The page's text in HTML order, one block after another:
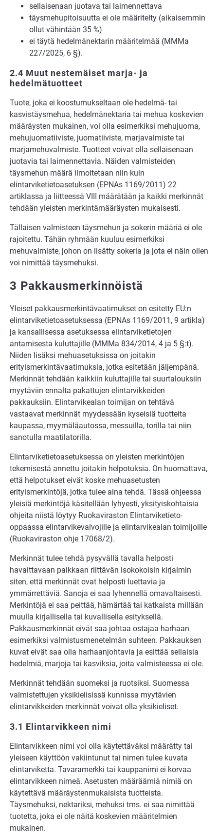
sellaisenaan juotava tai laimennettava
täysmehupitoisuutta ei ole määritelty (aikaisemmin
ollut vähintään 35 %)
ei täytä hedelmänektarin määritelmää (MMMa
227/2025, 6 §).
2.4 Muut nestemäiset marja- ja
hedelmätuotteet
Tuote, joka ei koostumukseltaan ole hedelmä- tai
kasvistäysmehua, hedelmänektaria tai mehua koskevien
määräysten mukainen, voi olla esimerkiksi mehujuoma,
mehujuomatiiviste, juomatiiviste, marjavalmiste tai
marjamehuvalmiste. Tuotteet voivat olla sellaisenaan
juotavia tai laimennettavia. Näiden valmisteiden
täysmehun määrä ilmoitetaan niin kuin
elintarviketietoasetuksen (EPNAs 1169/2011) 22
artiklassa ja liitteessä VIII määrätään ja kaikki merkinnät
tehdään yleisten merkintämääräysten mukaisesti.
Tällaisen valmisteen täysmehun ja sokerin määriä ei ole
rajoitettu. Tähän ryhmään kuuluu esimerkiksi
mehuvalmiste, johon on lisätty sokeria ja jota ei näin ollen
voi nimittää täysmehuksi.
3 Pakkausmerkinnöistä
Yleiset pakkausmerkintävaatimukset on esitetty EU:n
elintarviketietoasetuksessa (EPNAs 1169/2011, 9 artikla)
ja kansallisessa asetuksessa elintarviketietojen
antamisesta kuluttajille (MMMa 834/2014, 4 ja 5 §:t).
Niiden lisäksi mehuasetuksissa on joitakin
erityismerkintävaatimuksia, jotka esitetään jäljempänä.
Merkinnät tehdään kaikkiin kuluttajille tai suurtalouksiin
myytäviin ennalta pakattujen elintarvikkeiden
pakkauksiin. Elintarvikealan toimijan on tehtävä
vastaavat merkinnät myydessään kyseisiä tuotteita
kaupassa, myymäläautossa, messuilla, torilla tai niin
sanotulla maatilatorilla.
Elintarviketietoasetuksessa on yleisten merkintöjen
tekemisestä annettu joitakin helpotuksia. On huomattava,
että helpotukset eivät koske mehuasetusten
erityismerkintöjä, jotka tulee aina tehdä. Tässä ohjeessa
yleisiä merkintöjä käsitellään lyhyesti, yksityiskohtaisia
ohjeita niistä löytyy Ruokaviraston Elintarviketieto-
oppaassa elintarvikevalvojille ja elintarvikealan toimijoille
(Ruokaviraston ohje 17068/2).
Merkinnät tulee tehdä pysyvällä tavalla helposti
havaittavaan paikkaan riittävän isokokoisin kirjaimin
siten, että merkinnät ovat helposti luettavia ja
ymmärrettäviä. Sanoja ei saa lyhennellä omavaltaisesti.
Merkintöjä ei saa peittää, hämärtää tai katkaista millään
muulla kirjallisella tai kuvallisella esityksellä.
Pakkausmerkinnät eivät saa johtaa ostajaa harhaan
esimerkiksi valmistusmenetelmän suhteen. Pakkauksen
kuvat eivät saa olla harhaanjohtavia ja esittää sellaisia
hedelmiä, marjoja tai kasviksia, joita valmisteessa ei ole.
Merkinnät tehdään suomeksi ja ruotsiksi. Suomessa
valmistettujen yksikielisissä kunnissa myytävien
elintarvikkeiden merkinnät voivat olla yksikieliset.
3.1 Elintarvikkeen nimi
Elintarvikkeen nimi voi olla käytettäväksi määrätty tai
yleiseen käyttöön vakiintunut tai nimen tulee kuvata
elintarviketta. Tavaramerkki tai kauppanimi ei korvaa
elintarvikkeen nimeä. Asetusten määräämiä nimiä on
käytettävä määräystenmukaisista tuotteista.
Täysmehuksi, nektariksi, mehuksi tms. ei saa nimittää
tuotetta, joka ei ole näitä koskevien määritelmien
mukainen.